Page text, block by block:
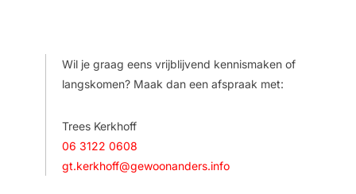
Wil je graag eens vrijblijvend kennismaken of
langskomen? Maak dan een afspraak met:
Trees Kerkhoff
06 3122 0608
gt.kerkhoff@gewoonanders.info